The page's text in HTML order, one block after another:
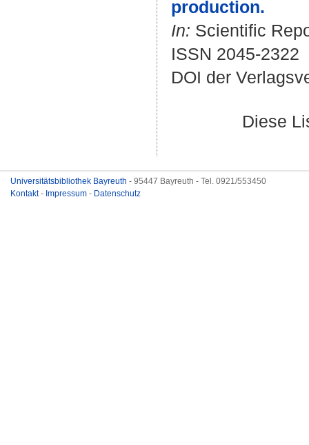
production.
In: Scientific
ISSN 2045-2322
DOI der
Diese
Universitätsbibliothek Bayreuth - 95447 Bayreuth - Tel. 0921/553450
Kontakt- Impressum - Datenschutz